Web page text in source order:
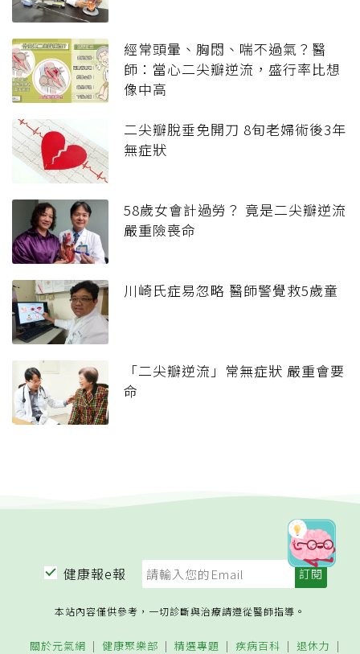
經常頭暈、胸悶、喘不過氣？醫
師：當心二尖瓣逆流，盛行率比想
像中高
二尖瓣脫垂免開刀 8旬老婦術後3年
無症狀
58歲女會計過勞？ 竟是二尖瓣逆流
嚴重險喪命
川崎氏症易忽略 醫師警覺救5歲童
「二尖瓣逆流」常無症狀 嚴重會要
命
健康報e報
本站內容僅供參考，一切診斷與治療請遵從醫師指導。
關於元氣網 健康聚樂部 精選專題 疾病百科 退休力